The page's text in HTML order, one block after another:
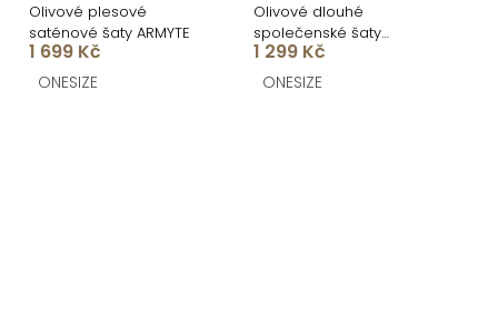
Olivové plesové
saténové šaty ARMYTE
1 699 Kč
ONESIZE
Olivové dlouhé
společenské šaty
JOELLIAN s dlouhým
rukávem
1 299 Kč
ONESIZE